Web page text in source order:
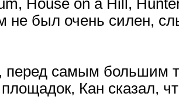
House on a Hill,
не был очень силен,
перед самым большим
Кан сказал,